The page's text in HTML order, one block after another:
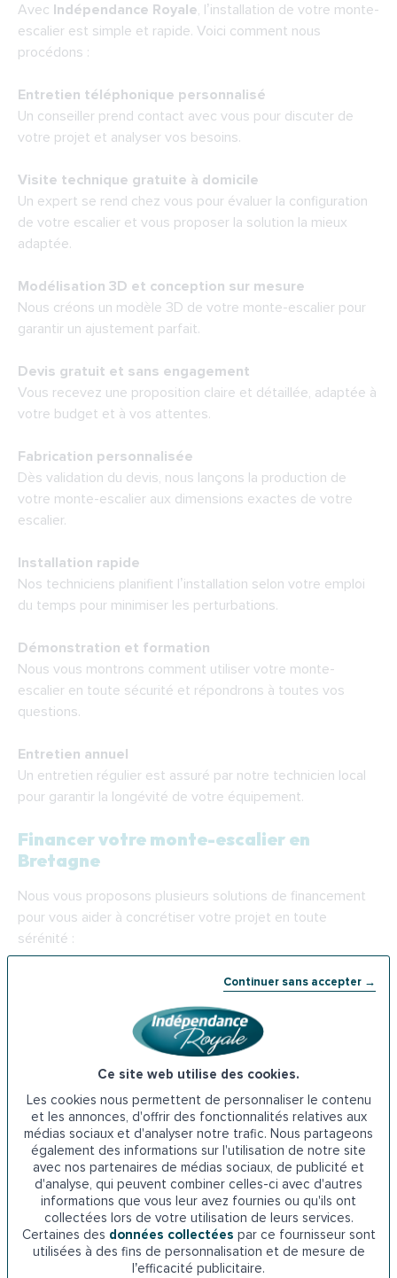
Continuer sans accepter →
Ce site web utilise des cookies.
Les cookies nous permettent de personnaliser le contenu
et les annonces, d'offrir des fonctionnalités relatives aux
médias sociaux et d'analyser notre trafic. Nous partageons
également des informations sur l'utilisation de notre site
avec nos partenaires de médias sociaux, de publicité et
d'analyse, qui peuvent combiner celles-ci avec d'autres
informations que vous leur avez fournies ou qu'ils ont
collectées lors de votre utilisation de leurs services.
Certaines des données collectées par ce fournisseur sont
utilisées à des fins de personnalisation et de mesure de
l’efficacité publicitaire.
Avec Indépendance Royale, l’installation de votre monte-
escalier est simple et rapide. Voici comment nous
procédons :
Entretien téléphonique personnalisé
Un conseiller prend contact avec vous pour discuter de
votre projet et analyser vos besoins.
Visite technique gratuite à domicile
Un expert se rend chez vous pour évaluer la configuration
de votre escalier et vous proposer la solution la mieux
adaptée.
Modélisation 3D et conception sur mesure
Nous créons un modèle 3D de votre monte-escalier pour
garantir un ajustement parfait.
Devis gratuit et sans engagement
Vous recevez une proposition claire et détaillée, adaptée à
votre budget et à vos attentes.
Fabrication personnalisée
Dès validation du devis, nous lançons la production de
votre monte-escalier aux dimensions exactes de votre
escalier.
Installation rapide
Nos techniciens planifient l’installation selon votre emploi
du temps pour minimiser les perturbations.
Démonstration et formation
Nous vous montrons comment utiliser votre monte-
escalier en toute sécurité et répondrons à toutes vos
questions.
Entretien annuel
Un entretien régulier est assuré par notre technicien local
pour garantir la longévité de votre équipement.
Financer votre monte-escalier en
Bretagne
Nous vous proposons plusieurs solutions de financement
pour vous aider à concrétiser votre projet en toute
sérénité :
Paiement comptant ou à crédit: Optez pour un achat
direct ou échelonnez les paiements selon vos capacités
Aides financières: Vérifiez votre éligibilité aux
dispositifs tels que
Ma Prime Adapt’ ou le
administratives pour vous.
✔️Location flexible: Pour un besoin temporaire,
envisagez la location de votre monte-escalier,
particulièrement avantageuse pour préserver votre
budget.
Nous vous accompagnons à chaque étape pour définir la
solution de financement idéale selon vos besoins.